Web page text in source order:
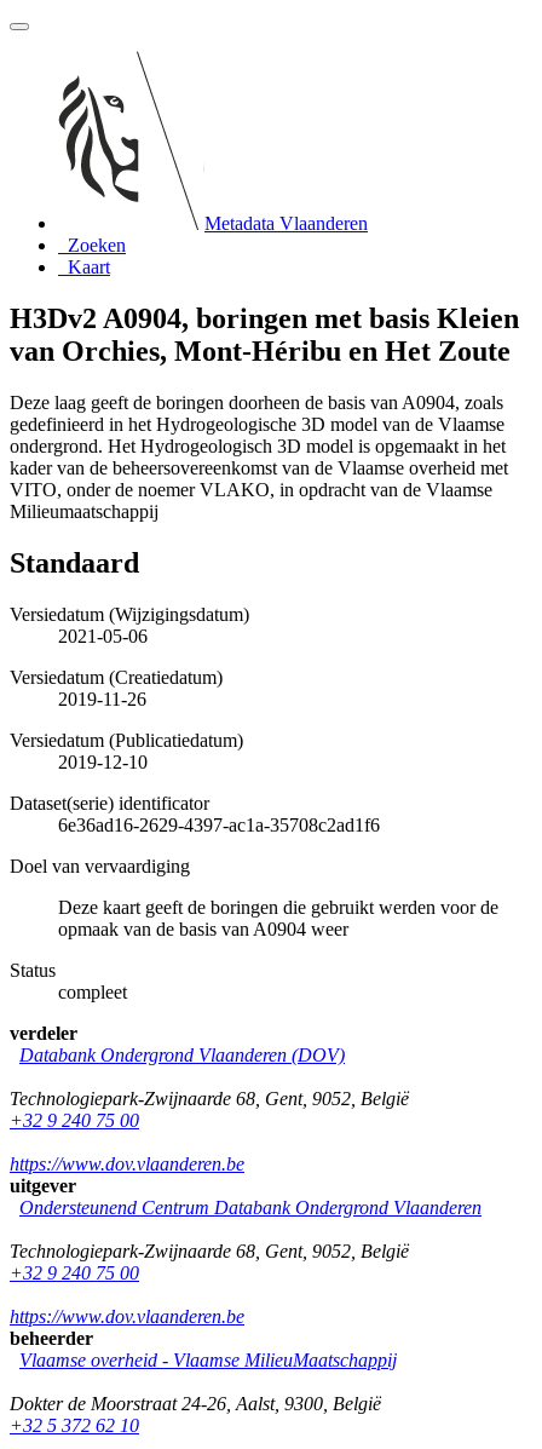
Metadata Vlaanderen
Zoeken
Kaart
H3Dv2 A0904, boringen met basis Kleien
van Orchies, Mont-Héribu en Het Zoute
Deze laag geeft de boringen doorheen de basis van A0904, zoals
gedefinieerd in het Hydrogeologische 3D model van de Vlaamse
ondergrond. Het Hydrogeologisch 3D model is opgemaakt in het
kader van de beheersovereenkomst van de Vlaamse overheid met
VITO, onder de noemer VLAKO, in opdracht van de Vlaamse
Milieumaatschappij
Standaard
Versiedatum (Wijzigingsdatum)
2021-05-06
Versiedatum (Creatiedatum)
2019-11-26
Versiedatum (Publicatiedatum)
2019-12-10
Dataset(serie) identificator
6e36ad16-2629-4397-ac1a-35708c2ad1f6
Doel van vervaardiging
Deze kaart geeft de boringen die gebruikt werden voor de
opmaak van de basis van A0904 weer
Status
compleet
verdeler
Databank Ondergrond Vlaanderen (DOV)
Technologiepark-Zwijnaarde 68 Gent, 9052 België
+32 9 240 75 00
https://www.dov.vlaanderen.be
uitgever
Ondersteunend Centrum Databank Ondergrond Vlaanderen
Technologiepark-Zwijnaarde 68 Gent, 9052 België
+32 9 240 75 00
https://www.dov.vlaanderen.be
beheerder
Vlaamse overheid - Vlaamse MilieuMaatschappij
Dokter de Moorstraat 24-26 Aalst, 9300 België
+32 5 372 62 10